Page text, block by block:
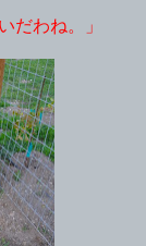
だわね。」